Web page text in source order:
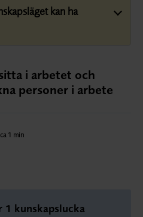
kan ha
i arbetet och
personer i arbete
LinkedIn
via E-post
1 min
1 kunskapslucka